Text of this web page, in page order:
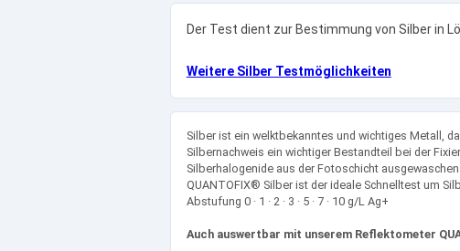
Der Test dient zur Bestimmung von Silber in
Weitere Silber Testmöglichkeiten
Silber ist ein welktbekanntes und wichtiges Metall,
Silbernachweis ein wichtiger Bestandteil bei der
Silberhalogenide aus der Fotoschicht
QUANTOFIX® Silber ist der ideale Schnelltest um
Abstufung 0 · 1 · 2 · 3 · 5 · 7 · 10 g/L Ag+
Auch auswertbar mit unserem Reflektometer